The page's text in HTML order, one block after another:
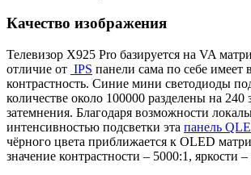
Качество изображения
Телевизор X925 Pro базируется на VA
отличие от IPS панели сама по себе имеет
контрастность. Синие мини светодиоды
количестве около 100000 разделены на 240
затемнения. Благодаря возможности
интенсивностью подсветки эта панель
чёрного цвета приближается к OLED
значение контрастности – 5000:1, яркости